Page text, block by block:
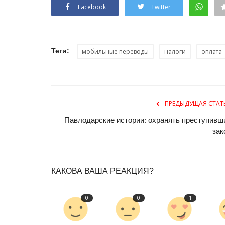
Facebook Twitter
Теги: мобильные переводы налоги оплата
ПРЕДЫДУЩАЯ
Павлодарские истории: охранять
КАКОВА ВАША РЕАКЦИЯ?
0 0 1
века
Что бы написал шумный, яркий век